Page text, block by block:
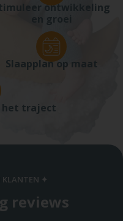
ontwikkeling
en groei
Slaapplan op maat
het traject
KLANTEN ✦
reviews